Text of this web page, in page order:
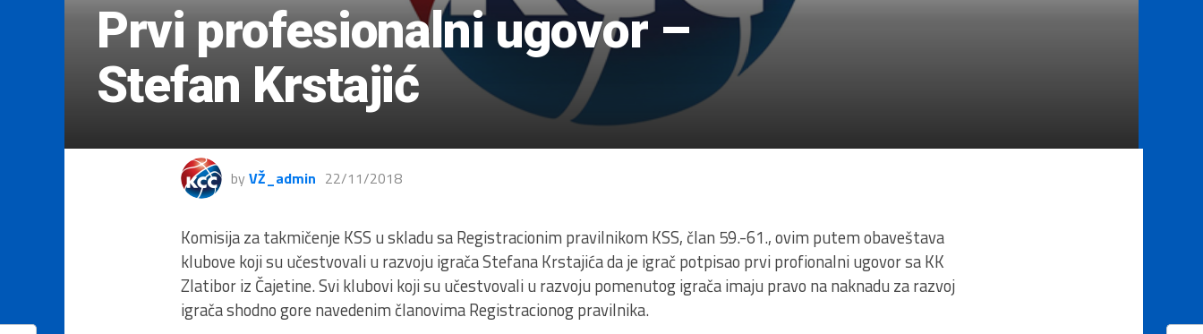
Prvi profesionalni ugovor –
Stefan Krstajić
by VŽ_admin 22/11/2018
Komisija za takmičenje KSS u skladu sa Registracionim pravilnikom KSS, član 59.-61., ovim putem obaveštava
klubove koji su učestvovali u razvoju igrača Stefana Krstajića da je igrač potpisao prvi profionalni ugovor sa KK
Zlatibor iz Čajetine. Svi klubovi koji su učestvovali u razvoju pomenutog igrača imaju pravo na naknadu za razvoj
igrača shodno gore navedenim članovima Registracionog pravilnika.